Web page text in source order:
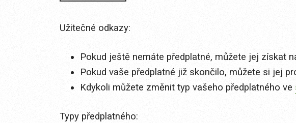
Užitečné odkazy:
Pokud ještě nemáte předplatné, můžete jej získat
Pokud vaše předplatné již skončilo, můžete si jej
Kdykoli můžete změnit typ vašeho předplatného ve
Typy předplatného: